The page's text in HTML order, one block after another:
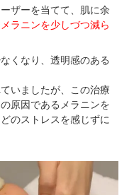
ザーを当てて、肌に余
ラニンを少しづつ減ら
くなり、透明感のある
いましたが、この治療
原因であるメラニンを
のストレスを感じずに